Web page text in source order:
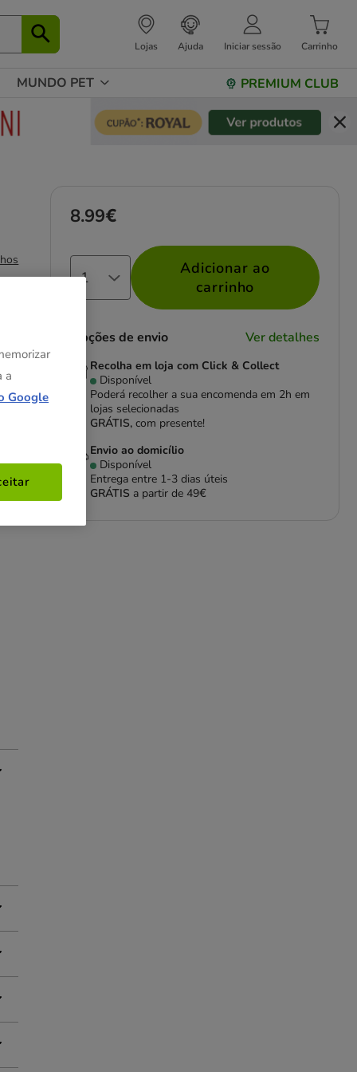
Lojas Ajuda Iniciar sessão Carrinho
MUNDO PET PREMIUM CLUB
Preço 8.99€
8.99€
Adicionar ao
carrinho
Opções de envio Ver detalhes
Recolha em loja com Click & Collect
Disponível
Poderá recolher a sua encomenda em 2h em
lojas selecionadas
GRÁTIS,com presente!
Envio ao domicílio
Disponível
Entrega entre 1-3 dias úteis
GRÁTIS a partir de 49€
a
Google